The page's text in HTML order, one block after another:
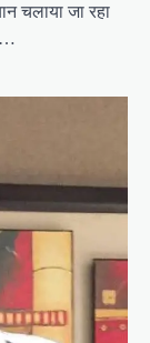
चलाया जा रहा